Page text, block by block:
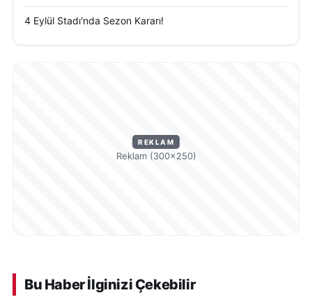
4 Eylül Stadı'nda Sezon Kararı!
REKLAM
Reklam (300×250)
Bu Haber İlginizi Çekebilir